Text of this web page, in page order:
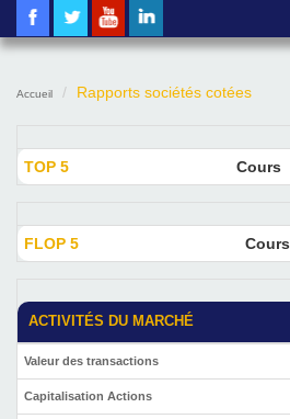
Accueil Rapports sociétés cotées
TOP 5 Cours
FLOP 5 Cours
ACTIVITÉS DU MARCHÉ
Valeur des transactions
Capitalisation Actions